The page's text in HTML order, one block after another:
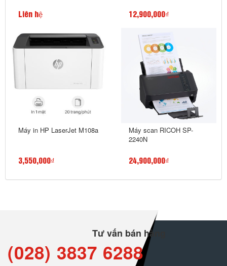
Liên hệ 12,900,000₫
Máy in HP LaserJet M108a
3,550,000₫
Máy scan RICOH SP-
2240N
24,900,000₫
Tư vấn bán hàng
(028) 3837 6288